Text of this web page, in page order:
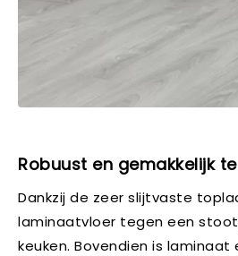
Robuust en gemakkelijk
Dankzij de zeer slijtvaste
laminaatvloer tegen een
keuken. Bovendien is